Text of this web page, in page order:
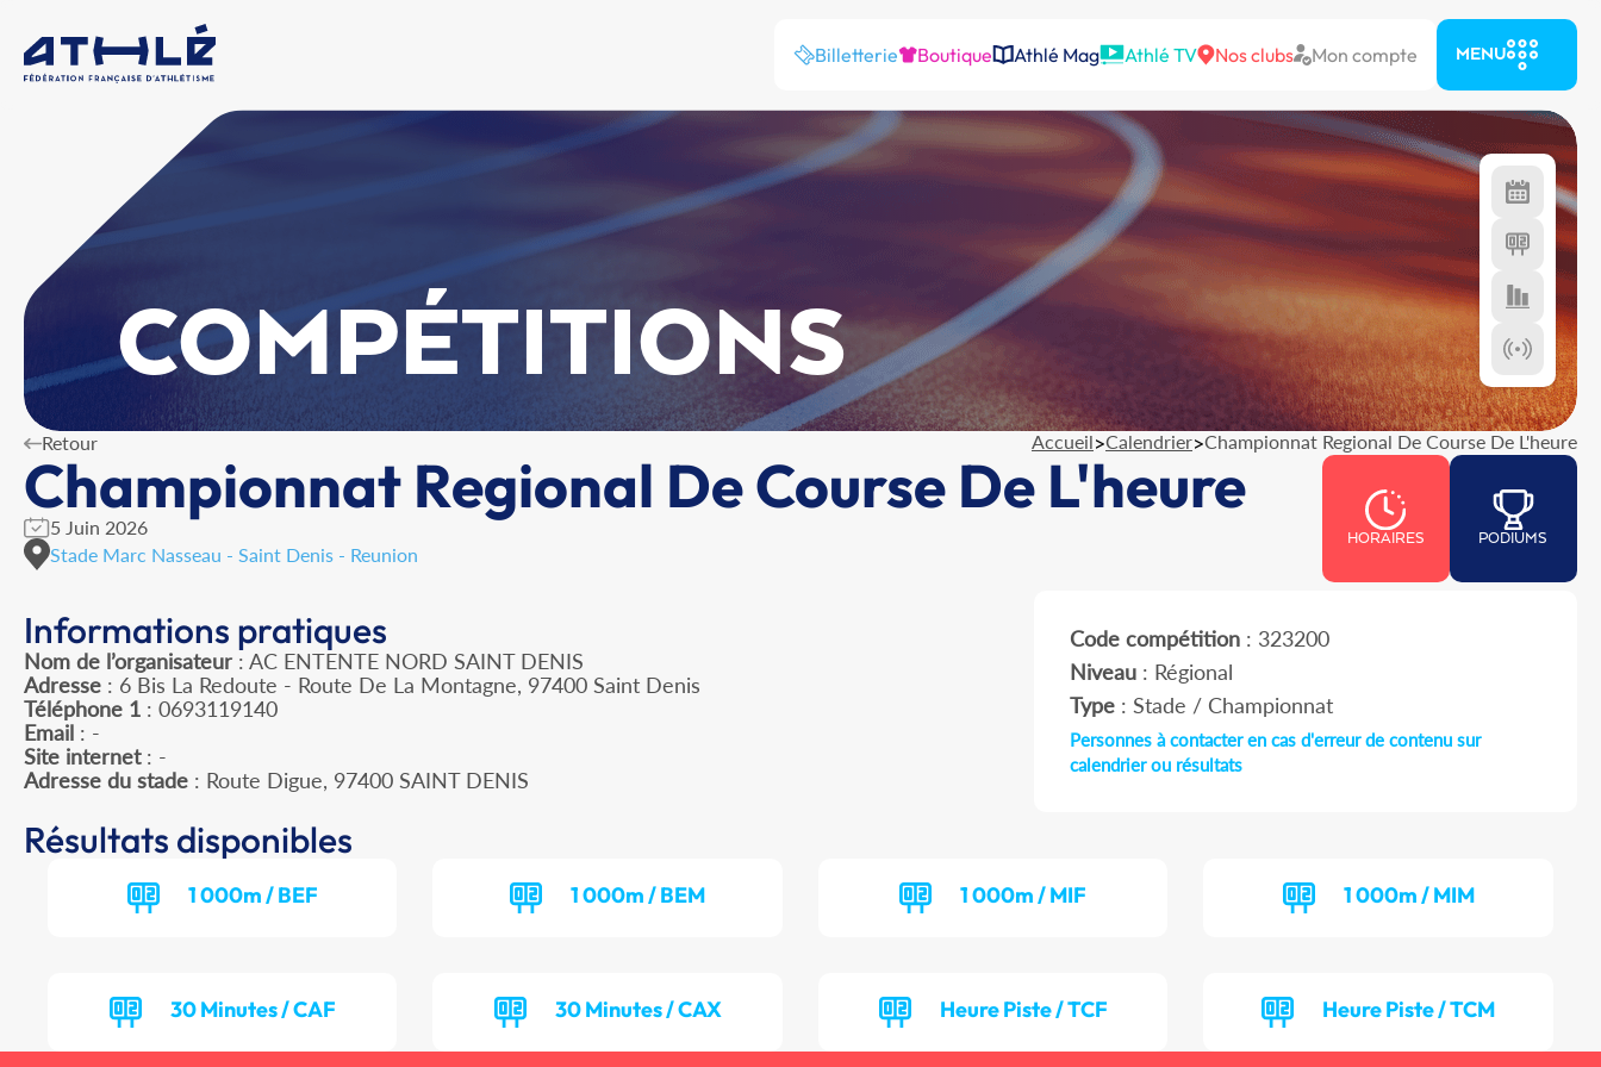
Billetterie Boutique Athlé Mag Athlé TV Nos clubs Mon compte MENU
COMPÉTITIONS
Retour Accueil>Calendrier>Championnat Regional De Course De L'heure
Championnat Regional De Course De L'heure
5 Juin 2026
Stade Marc Nasseau - Saint Denis - Reunion
HORAIRES PODIUMS
Informations pratiques
Nom de l’organisateur : AC ENTENTE NORD SAINT DENIS
Adresse : 6 Bis La Redoute - Route De La Montagne, 97400 Saint Denis
Téléphone 1 : 0693119140
Email : -
Site internet: -
Adresse du stade : Route Digue, 97400 SAINT DENIS
Code compétition: 323200
Niveau: Régional
Type: Stade / Championnat
Personnes à contacter en cas d'erreur de contenu sur
calendrier ou résultats
Résultats disponibles
1 000m / BEF 1 000m / BEM 1 000m / MIF 1 000m / MIM
30 Minutes / CAF 30 Minutes / CAX Heure Piste / TCF Heure Piste / TCM